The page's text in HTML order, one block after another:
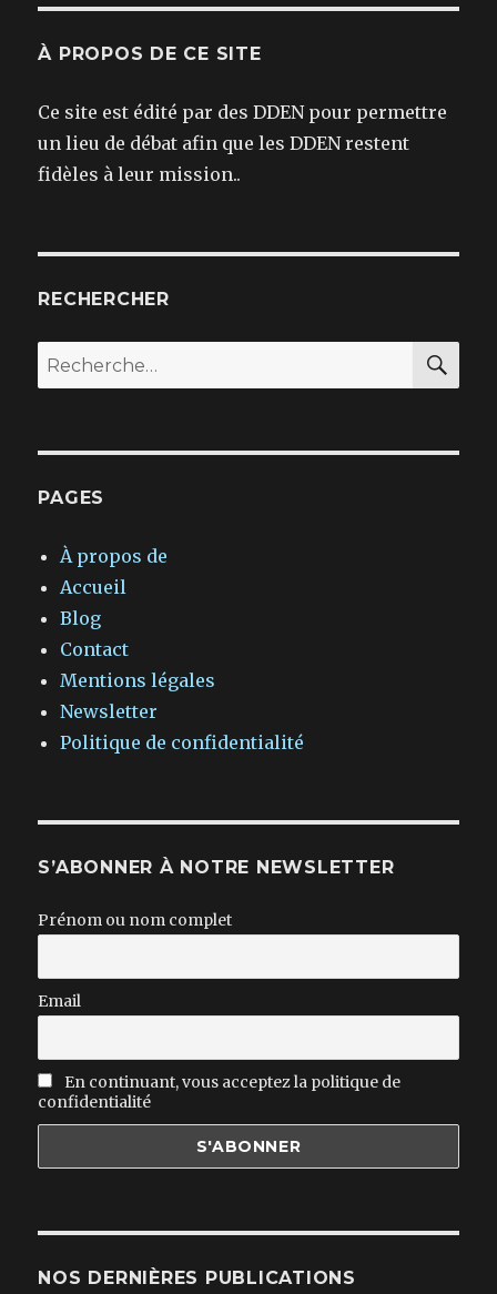
À PROPOS DE CE SITE
Ce site est édité par des DDEN pour permettre
un lieu de débat afin que les DDEN restent
fidèles à leur mission..
RECHERCHER
Recherche
pour :
PAGES
À propos de
Accueil
Blog
Contact
Mentions légales
Newsletter
Politique de confidentialité
S’ABONNER À NOTRE NEWSLETTER
Prénom ou nom complet
Email
En continuant, vous acceptez la politique de
confidentialité
NOS DERNIÈRES PUBLICATIONS